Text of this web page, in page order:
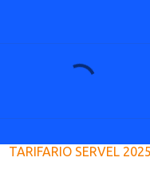
TARIFARIO SERVEL 2025